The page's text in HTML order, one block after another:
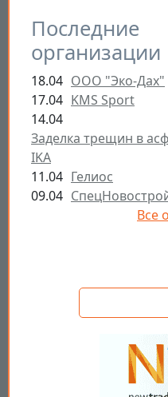
Последние
организации
18.04 ООО "Эко-Дах"
17.04 KMS Sport
14.04
Заделка трещин в
IKA
11.04 Гелиос
09.04
Все